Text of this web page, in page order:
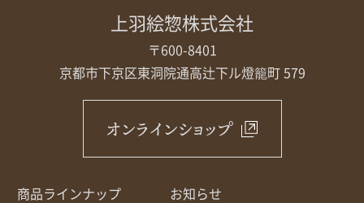
上羽絵惣株式会社
〒600-8401
京都市下京区東洞院通高辻下ル燈籠町 579
オンラインショップ
商品ラインナップ
お知らせ